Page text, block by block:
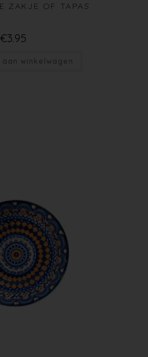
ZAKJE OF TAPAS
€3.95
winkelwagen